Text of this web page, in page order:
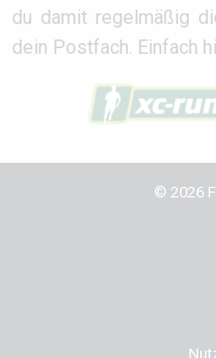
du damit regelmäßig
dein Postfach. Einfach
© 2026